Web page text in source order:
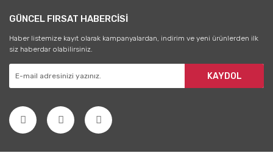
GÜNCEL FIRSAT HABERCİSİ
Haber listemize kayıt olarak kampanyalardan, indirim ve yeni ürünlerden ilk
siz haberdar olabilirsiniz.
KAYDOL